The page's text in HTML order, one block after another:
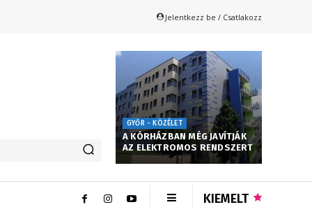
Jelentkezz be / Csatlakozz
GYŐR - KÖZÉLET
A KÓRHÁZBAN MÉG JAVÍTJÁK
AZ ELEKTROMOS RENDSZERT
KIEMELT